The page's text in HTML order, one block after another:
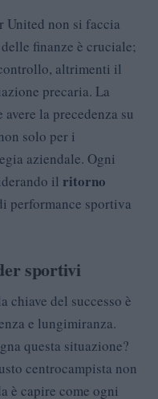
United non si faccia
finanze è cruciale;
altrimenti il
precaria. La
la precedenza su
solo per i
aziendale. Ogni
il ritorno
performance sportiva
sportivi
chiave del successo è
e lungimiranza.
questa situazione?
centrocampista non
è capire come ogni